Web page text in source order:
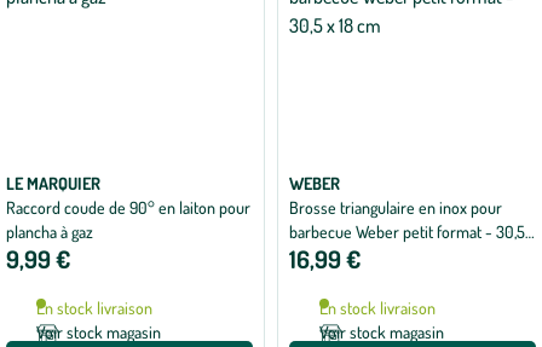
LE MARQUIER
Raccord coude de 90° en laiton pour
plancha à gaz
9,99 €
En stock livraison
Voir stock magasin
WEBER
Brosse triangulaire en inox pour
barbecue Weber petit format - 30,5 x
18 cm
16,99 €
En stock livraison
Voir stock magasin